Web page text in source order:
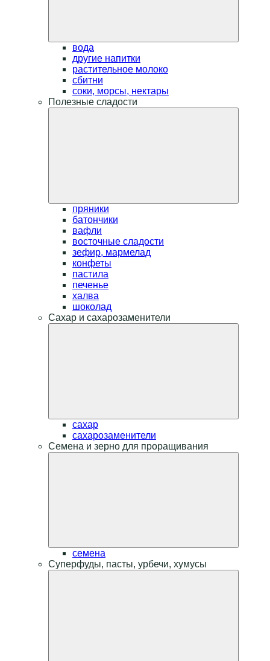
вода
другие напитки
растительное молоко
сбитни
соки, морсы, нектары
Полезные сладости
пряники
батончики
вафли
восточные сладости
зефир, мармелад
конфеты
пастила
печенье
халва
шоколад
Сахар и сахарозаменители
сахар
сахарозаменители
Семена и зерно для проращивания
семена
Суперфуды, пасты, урбечи, хумусы